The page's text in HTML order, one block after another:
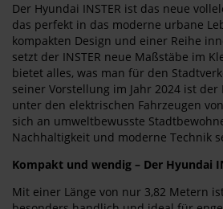
Der Hyundai INSTER ist das neue
das perfekt in das moderne urbane
kompakten Design und einer Reihe
setzt der INSTER neue Maßstäbe im
bietet alles, was man für den
seiner Vorstellung im Jahr 2024 ist der
unter den elektrischen Fahrzeugen
sich an umweltbewusste
Nachhaltigkeit und moderne Technik
Kompakt und wendig – Der Hyundai
Mit einer Länge von nur 3,82 Metern